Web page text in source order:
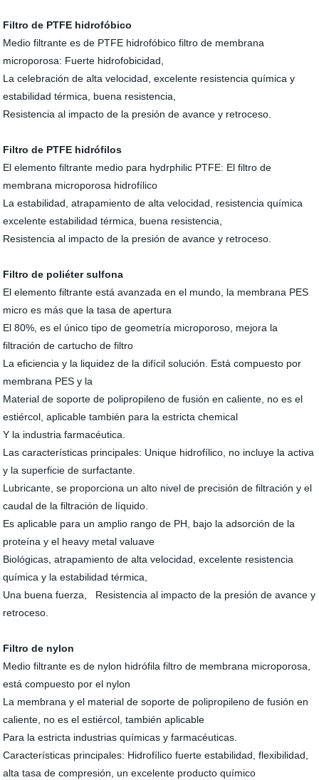
Filtro de PTFE hidrofóbico
Medio filtrante es de PTFE hidrofóbico filtro de membrana
microporosa: Fuerte hidrofobicidad,
La celebración de alta velocidad, excelente resistencia química y
estabilidad térmica, buena resistencia,
Resistencia al impacto de la presión de avance y retroceso.
Filtro de PTFE hidrófilos
El elemento filtrante medio para hydrphilic PTFE: El filtro de
membrana microporosa hidrofílico
La estabilidad, atrapamiento de alta velocidad, resistencia química
excelente estabilidad térmica, buena resistencia,
Resistencia al impacto de la presión de avance y retroceso.
Filtro de poliéter sulfona
El elemento filtrante está avanzada en el mundo, la membrana PES
micro es más que la tasa de apertura
El 80%, es el único tipo de geometría microporoso, mejora la
filtración de cartucho de filtro
La eficiencia y la liquidez de la difícil solución. Está compuesto por
membrana PES y la
Material de soporte de polipropileno de fusión en caliente, no es el
estiércol, aplicable también para la estricta chemical
Y la industria farmacéutica.
Las características principales: Unique hidrofílico, no incluye la activa
y la superficie de surfactante.
Lubricante, se proporciona un alto nivel de precisión de filtración y el
caudal de la filtración de líquido.
Es aplicable para un amplio rango de PH, bajo la adsorción de la
proteína y el heavy metal valuave
Biológicas, atrapamiento de alta velocidad, excelente resistencia
química y la estabilidad térmica,
Una buena fuerza, Resistencia al impacto de la presión de avance y
retroceso.
Filtro de nylon
Medio filtrante es de nylon hidrófila filtro de membrana microporosa,
está compuesto por el nylon
La membrana y el material de soporte de polipropileno de fusión en
caliente, no es el estiércol, también aplicable
Para la estricta industrias químicas y farmacéuticas.
Características principales: Hidrofílico fuerte estabilidad, flexibilidad,
alta tasa de compresión, un excelente producto químico